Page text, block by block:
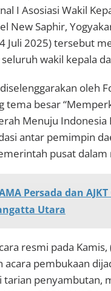
I Asosiasi Wakil
New Saphir,
Juli 2025) tersebut
wakil kepala
oleh
tema besar
Menuju
antar pemimpin
pusat
Persada dan
Utara
resmi pada
acara pembukaan
tarian penyambutan,